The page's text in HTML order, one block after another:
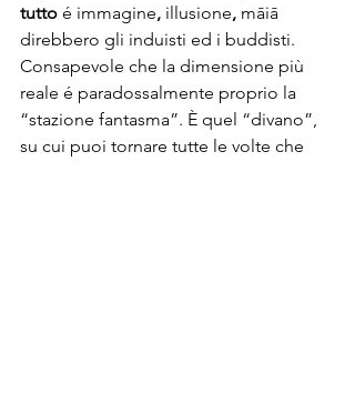
tutto é immagine, illusione, māiā
direbbero gli induisti ed i buddisti.
Consapevole che la dimensione più
reale é paradossalmente proprio la
“stazione fantasma”. È quel “divano”,
su cui puoi tornare tutte le volte che